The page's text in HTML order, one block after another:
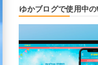
ゆかブログで使用中